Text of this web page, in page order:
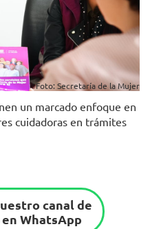
Foto: Secretaría de la Mujer
un marcado enfoque en
cuidadoras en trámites
canal de
WhatsApp